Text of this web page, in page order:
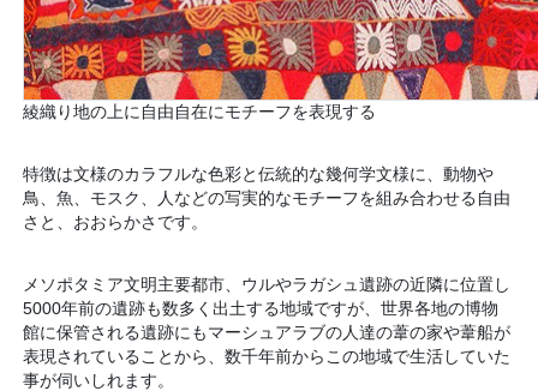
綾織り地の上に自由自在にモチーフを表現する
特徴は文様のカラフルな色彩と伝統的な幾何学文様に、動物や
鳥、魚、モスク、人などの写実的なモチーフを組み合わせる自由
さと、おおらかさです。
メソポタミア文明主要都市、ウルやラガシュ遺跡の近隣に位置し
5000年前の遺跡も数多く出土する地域ですが、世界各地の博物
館に保管される遺跡にもマーシュアラブの人達の葦の家や葦船が
表現されていることから、数千年前からこの地域で生活していた
事が伺いしれます。